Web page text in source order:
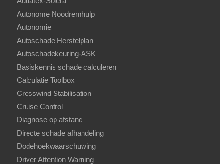
Autonome Noodremhulp
Autonomie
Autoschade Herstelplan
Autoschadekeuring-ASK
Basiskennis schade calculeren
Calculatie Toolbox
Crosswind Stabilisation
Cruise Control
Diagnose op afstand
Directe schade afhandeling
Dodehoekwaarschuwing
Driver Attention Warning